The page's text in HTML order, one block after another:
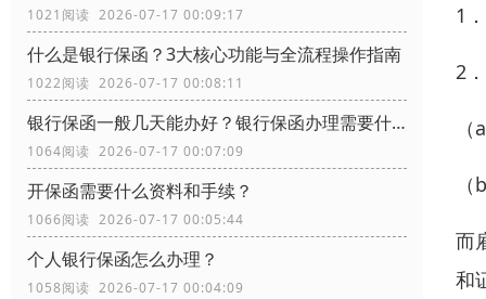
1021阅读 2026-07-17 00:09:17
什么是银行保函？3大核心功能与全流程操作指南
1022阅读 2026-07-17 00:08:11
银行保函一般几天能办好？银行保函办理需要什么资料？
1064阅读 2026-07-17 00:07:09
开保函需要什么资料和手续？
1066阅读 2026-07-17 00:05:44
个人银行保函怎么办理？
1058阅读 2026-07-17 00:04:09
1
2
而
和